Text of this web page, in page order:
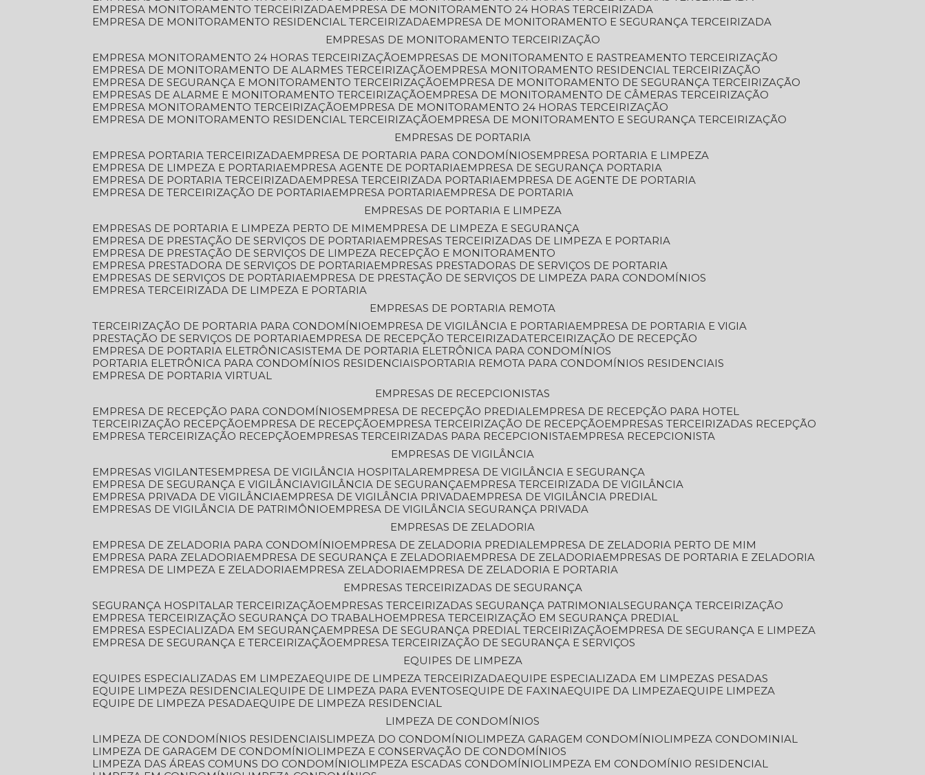
EMPRESA MONITORAMENTO TERCEIRIZADA
EMPRESA DE MONITORAMENTO 24 HORAS TERCEIRIZADA
EMPRESA DE MONITORAMENTO RESIDENCIAL TERCEIRIZADA
EMPRESA DE MONITORAMENTO E SEGURANÇA TERCEIRIZADA
EMPRESAS DE MONITORAMENTO TERCEIRIZAÇÃO
EMPRESA MONITORAMENTO 24 HORAS TERCEIRIZAÇÃO
EMPRESAS DE MONITORAMENTO E RASTREAMENTO TERCEIRIZAÇÃO
EMPRESA DE MONITORAMENTO DE ALARMES TERCEIRIZAÇÃO
EMPRESA MONITORAMENTO RESIDENCIAL TERCEIRIZAÇÃO
EMPRESA DE SEGURANÇA E MONITORAMENTO TERCEIRIZAÇÃO
EMPRESA DE MONITORAMENTO DE SEGURANÇA TERCEIRIZAÇÃO
EMPRESAS DE ALARME E MONITORAMENTO TERCEIRIZAÇÃO
EMPRESA DE MONITORAMENTO DE CÂMERAS TERCEIRIZAÇÃO
EMPRESA MONITORAMENTO TERCEIRIZAÇÃO
EMPRESA DE MONITORAMENTO 24 HORAS TERCEIRIZAÇÃO
EMPRESA DE MONITORAMENTO RESIDENCIAL TERCEIRIZAÇÃO
EMPRESA DE MONITORAMENTO E SEGURANÇA TERCEIRIZAÇÃO
EMPRESAS DE PORTARIA
EMPRESA PORTARIA TERCEIRIZADA
EMPRESA DE PORTARIA PARA CONDOMÍNIOS
EMPRESA PORTARIA E LIMPEZA
EMPRESA DE LIMPEZA E PORTARIA
EMPRESA AGENTE DE PORTARIA
EMPRESA DE SEGURANÇA PORTARIA
EMPRESA DE PORTARIA TERCEIRIZADA
EMPRESA TERCEIRIZADA PORTARIA
EMPRESA DE AGENTE DE PORTARIA
EMPRESA DE TERCEIRIZAÇÃO DE PORTARIA
EMPRESA PORTARIA
EMPRESA DE PORTARIA
EMPRESAS DE PORTARIA E LIMPEZA
EMPRESAS DE PORTARIA E LIMPEZA PERTO DE MIM
EMPRESA DE LIMPEZA E SEGURANÇA
EMPRESA DE PRESTAÇÃO DE SERVIÇOS DE PORTARIA
EMPRESAS TERCEIRIZADAS DE LIMPEZA E PORTARIA
EMPRESA DE PRESTAÇÃO DE SERVIÇOS DE LIMPEZA RECEPÇÃO E MONITORAMENTO
EMPRESA PRESTADORA DE SERVIÇOS DE PORTARIA
EMPRESAS PRESTADORAS DE SERVIÇOS DE PORTARIA
EMPRESAS DE SERVIÇOS DE PORTARIA
EMPRESA DE PRESTAÇÃO DE SERVIÇOS DE LIMPEZA PARA CONDOMÍNIOS
EMPRESA TERCEIRIZADA DE LIMPEZA E PORTARIA
EMPRESAS DE PORTARIA REMOTA
TERCEIRIZAÇÃO DE PORTARIA PARA CONDOMÍNIO
EMPRESA DE VIGILÂNCIA E PORTARIA
EMPRESA DE PORTARIA E VIGIA
PRESTAÇÃO DE SERVIÇOS DE PORTARIA
EMPRESA DE RECEPÇÃO TERCEIRIZADA TERCEIRIZAÇÃO DE RECEPÇÃO
EMPRESA DE PORTARIA ELETRÔNICA SISTEMA DE PORTARIA ELETRÔNICA PARA CONDOMÍNIOS
PORTARIA ELETRÔNICA PARA CONDOMÍNIOS RESIDENCIAIS
PORTARIA REMOTA PARA CONDOMÍNIOS RESIDENCIAIS
EMPRESA DE PORTARIA VIRTUAL
EMPRESAS DE RECEPCIONISTAS
EMPRESA DE RECEPÇÃO PARA CONDOMÍNIOS
EMPRESA DE RECEPÇÃO PREDIAL
EMPRESA DE RECEPÇÃO PARA HOTEL
TERCEIRIZAÇÃO RECEPÇÃO
EMPRESA DE RECEPÇÃO EMPRESA TERCEIRIZAÇÃO DE RECEPÇÃO
EMPRESAS TERCEIRIZADAS RECEPÇÃO
EMPRESA TERCEIRIZAÇÃO RECEPÇÃO
EMPRESAS TERCEIRIZADAS PARA RECEPCIONISTA
EMPRESA RECEPCIONISTA
EMPRESAS DE VIGILÂNCIA
EMPRESAS VIGILANTES
EMPRESA DE VIGILÂNCIA HOSPITALAR
EMPRESA DE VIGILÂNCIA E SEGURANÇA
EMPRESA DE SEGURANÇA E VIGILÂNCIA VIGILÂNCIA DE SEGURANÇA
EMPRESA TERCEIRIZADA DE VIGILÂNCIA
EMPRESA PRIVADA DE VIGILÂNCIA
EMPRESA DE VIGILÂNCIA PRIVADA
EMPRESA DE VIGILÂNCIA PREDIAL
EMPRESAS DE VIGILÂNCIA DE PATRIMÔNIO
EMPRESA DE VIGILÂNCIA SEGURANÇA PRIVADA
EMPRESAS DE ZELADORIA
EMPRESA DE ZELADORIA PARA CONDOMÍNIO
EMPRESA DE ZELADORIA PREDIAL
EMPRESA DE ZELADORIA PERTO DE MIM
EMPRESA PARA ZELADORIA
EMPRESA DE SEGURANÇA E ZELADORIA EMPRESA DE ZELADORIA
EMPRESAS DE PORTARIA E ZELADORIA
EMPRESA DE LIMPEZA E ZELADORIA
EMPRESA ZELADORIA
EMPRESA DE ZELADORIA E PORTARIA
EMPRESAS TERCEIRIZADAS DE SEGURANÇA
SEGURANÇA HOSPITALAR TERCEIRIZAÇÃO
EMPRESAS TERCEIRIZADAS SEGURANÇA PATRIMONIAL SEGURANÇA TERCEIRIZAÇÃO
EMPRESA TERCEIRIZAÇÃO SEGURANÇA DO TRABALHO
EMPRESA TERCEIRIZAÇÃO EM SEGURANÇA PREDIAL
EMPRESA ESPECIALIZADA EM SEGURANÇA
EMPRESA DE SEGURANÇA PREDIAL TERCEIRIZAÇÃO
EMPRESA DE SEGURANÇA E LIMPEZA
EMPRESA DE SEGURANÇA E TERCEIRIZAÇÃO
EMPRESA TERCEIRIZAÇÃO DE SEGURANÇA E SERVIÇOS
EQUIPES DE LIMPEZA
EQUIPES ESPECIALIZADAS EM LIMPEZA EQUIPE DE LIMPEZA TERCEIRIZADA EQUIPE ESPECIALIZADA EM LIMPEZAS PESADAS
EQUIPE LIMPEZA RESIDENCIAL EQUIPE DE LIMPEZA PARA EVENTOS EQUIPE DE FAXINA EQUIPE DA LIMPEZA EQUIPE LIMPEZA
EQUIPE DE LIMPEZA PESADA EQUIPE DE LIMPEZA RESIDENCIAL
LIMPEZA DE CONDOMÍNIOS
LIMPEZA DE CONDOMÍNIOS RESIDENCIAIS
LIMPEZA DO CONDOMÍNIO LIMPEZA GARAGEM CONDOMÍNIO
LIMPEZA CONDOMINIAL
LIMPEZA DE GARAGEM DE CONDOMÍNIO
LIMPEZA E CONSERVAÇÃO DE CONDOMÍNIOS
LIMPEZA DAS ÁREAS COMUNS DO CONDOMÍNIO
LIMPEZA ESCADAS CONDOMÍNIO
LIMPEZA EM CONDOMÍNIO RESIDENCIAL